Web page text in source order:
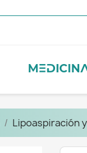
Lipoaspiración